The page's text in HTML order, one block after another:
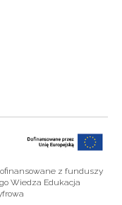
z funduszy
Wiedza Edukacja